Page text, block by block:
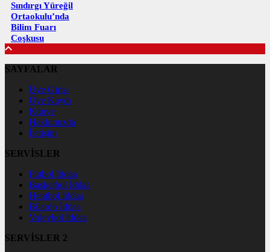
Sındırgı Yüreğil
Ortaokulu’nda
Bilim Fuarı
Coşkusu
SAYFALAR
Üye Girişi
Üye Kaydı
Künye
Hakkımızda
İletişim
SERVİSLER
Futbol İddaa
Basketbol İddaa
Hentbol İddaa
Bilardo İddaa
Voleybol İddaa
SERVİSLER 2